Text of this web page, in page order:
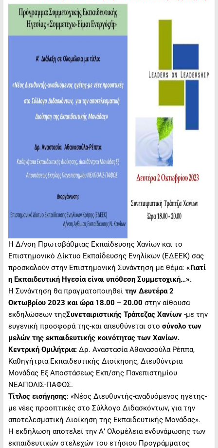
Η Δ/νση Πρωτοβάθμιας Εκπαίδευσης Χανίων και το
Επιστημονικό Δίκτυο Εκπαίδευσης Ενηλίκων (ΕΔΕΕΚ) σας
προσκαλούν στην Επιστημονική Συνάντηση με θέμα: «Γιατί
η Εκπαιδευτική Ηγεσία είναι υπόθεση Συμμετοχική…».
Η Συνάντηση θα πραγματοποιηθεί την Δευτέρα 2
Οκτωβρίου 2023 και ώρα 18.00 – 20.00 στην αίθουσα
εκδηλώσεων τηςΣυνεταιριστικής Τράπεζας Χανίων -με την
ευγενική προσφορά της-και απευθύνεται στο σύνολο των
μελών της εκπαιδευτικής κοινότητας των Χανίων.
Κεντρική Ομιλήτρια:Δρ. Αναστασία Αθανασούλα Ρέππα,
Καθηγήτρια Eκπαιδευτικής Διοίκησης, Διευθύντρια
Μονάδας Εξ Αποστάσεως Εκπ/σης Πανεπιστημίου
ΝΕΑΠΟΛΙΣ-ΠΑΦΟΣ.
Τίτλος εισήγησης: «Νέος Διευθυντής-αναδυόμενος ηγέτης-
με νέες προοπτικές στο Σύλλογο Διδασκόντων, για την
αποτελεσματική Διοίκηση της Εκπαιδευτικής Μονάδας».
Η εκδήλωση αποτελεί την Α’ Ολομέλεια ενδυνάμωσης των
εκπαιδευτικών στελεχών του ετήσιου Προγράμματος